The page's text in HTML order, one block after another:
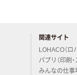
関連サイト
LOHACO（ロ
パプリ（印刷・
みんなの仕事